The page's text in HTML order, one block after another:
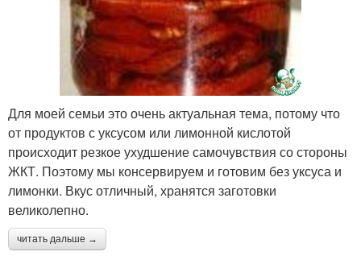
Для моей семьи это очень актуальная тема, потому что
от продуктов с уксусом или лимонной кислотой
происходит резкое ухудшение самочувствия со стороны
ЖКТ. Поэтому мы консервируем и готовим без уксуса и
лимонки. Вкус отличный, хранятся заготовки
великолепно.
читать дальше →